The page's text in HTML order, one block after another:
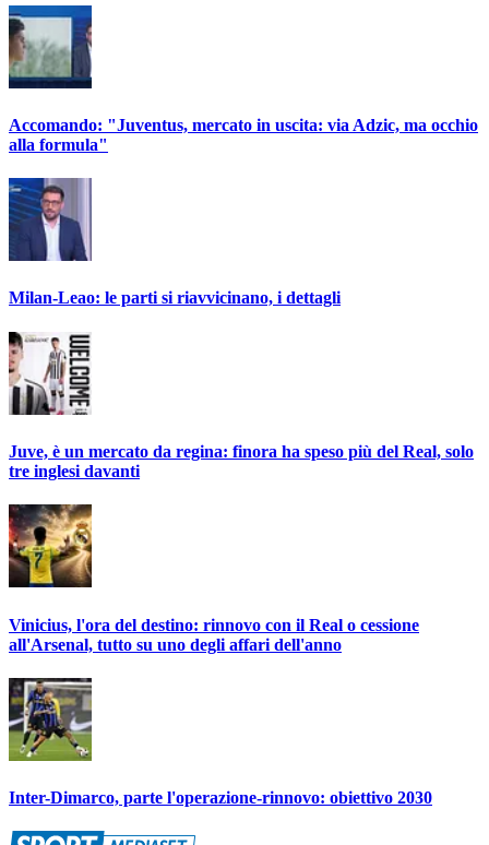
Accomando: "Juventus, mercato in uscita: via Adzic, ma occhio
alla formula"
Milan-Leao: le parti si riavvicinano, i dettagli
Juve, è un mercato da regina: finora ha speso più del Real, solo
tre inglesi davanti
Vinicius, l'ora del destino: rinnovo con il Real o cessione
all'Arsenal, tutto su uno degli affari dell'anno
Inter-Dimarco, parte l'operazione-rinnovo: obiettivo 2030